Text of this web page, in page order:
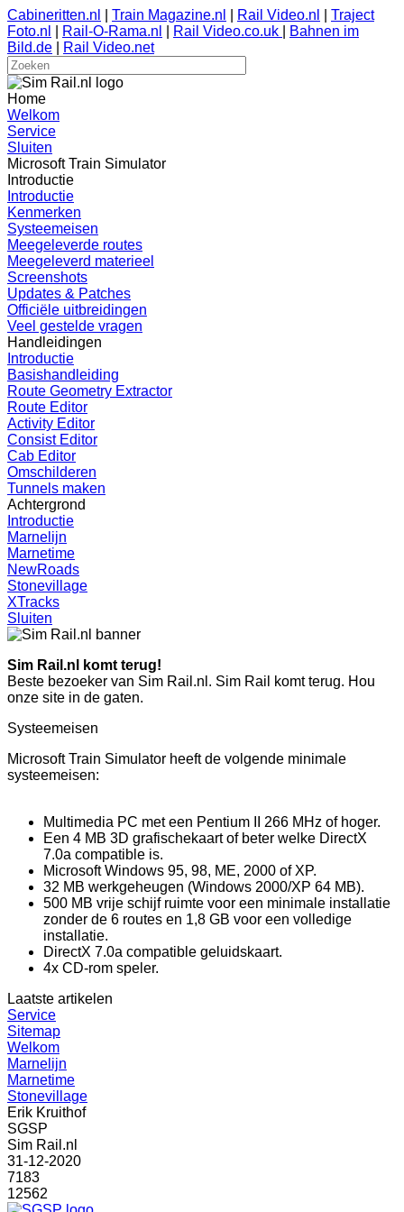
Cabineritten.nl Train Magazine.nl Rail Video.nl
Traject
Foto.nl
Rail-O-Rama.nl Rail Video.co.uk
Bahnen im
Bild.de
Rail Video.net
Home
Welkom
Service
Sluiten
Microsoft Train Simulator
Introductie
Introductie
Kenmerken
Systeemeisen
Meegeleverde routes
Meegeleverd materieel
Screenshots
Updates & Patches
Officiële uitbreidingen
Veel gestelde vragen
Handleidingen
Introductie
Basishandleiding
Route Geometry Extractor
Route Editor
Activity Editor
Consist Editor
Cab Editor
Omschilderen
Tunnels maken
Achtergrond
Introductie
Marnelijn
Marnetime
NewRoads
Stonevillage
XTracks
Sluiten
Sim Rail.nl komt terug!
Beste bezoeker van Sim Rail.nl. Sim Rail komt terug. Hou
onze site in de gaten.
Systeemeisen
Microsoft Train Simulator heeft de volgende minimale
systeemeisen:
Multimedia PC met een Pentium II 266 MHz of hoger.
Een 4 MB 3D grafischekaart of beter welke DirectX
7.0a compatible is.
Microsoft Windows 95, 98, ME, 2000 of XP.
32 MB werkgeheugen (Windows 2000/XP 64 MB).
500 MB vrije schijf ruimte voor een minimale installatie
zonder de 6 routes en 1,8 GB voor een volledige
installatie.
DirectX 7.0a compatible geluidskaart.
4x CD-rom speler.
Laatste artikelen
Service
Sitemap
Welkom
Marnelijn
Marnetime
Stonevillage
Erik Kruithof
SGSP
Sim Rail.nl
31-12-2020
7183
12562